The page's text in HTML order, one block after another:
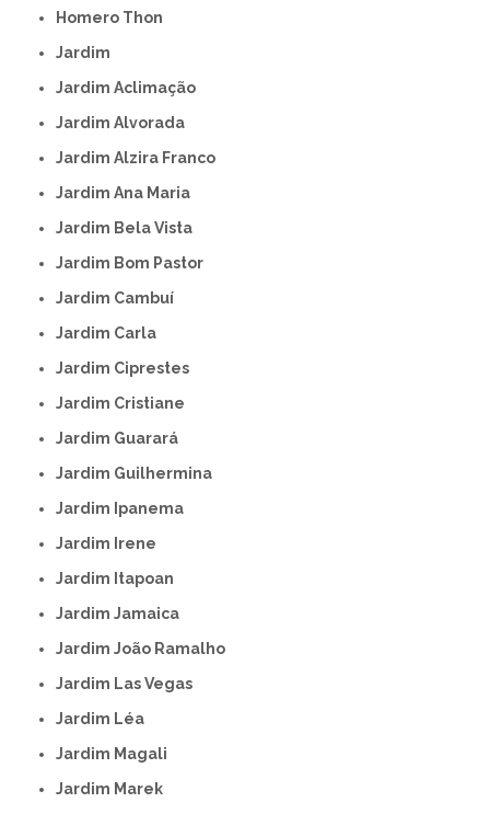
Homero Thon
Jardim
Jardim Aclimação
Jardim Alvorada
Jardim Alzira Franco
Jardim Ana Maria
Jardim Bela Vista
Jardim Bom Pastor
Jardim Cambuí
Jardim Carla
Jardim Ciprestes
Jardim Cristiane
Jardim Guarará
Jardim Guilhermina
Jardim Ipanema
Jardim Irene
Jardim Itapoan
Jardim Jamaica
Jardim João Ramalho
Jardim Las Vegas
Jardim Léa
Jardim Magali
Jardim Marek